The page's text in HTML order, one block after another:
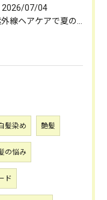
2026/07/04
髪染め 艶髪
の悩み
ド